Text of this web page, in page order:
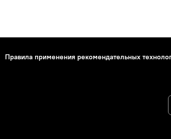
Правила применения рекомендательных